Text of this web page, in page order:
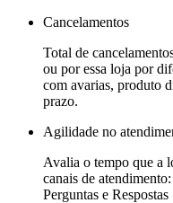
Cancelamentos
Total de
ou por essa loja por
com avarias, produto
prazo.
Agilidade no
Avalia o tempo que a
canais de
Perguntas e Respostas